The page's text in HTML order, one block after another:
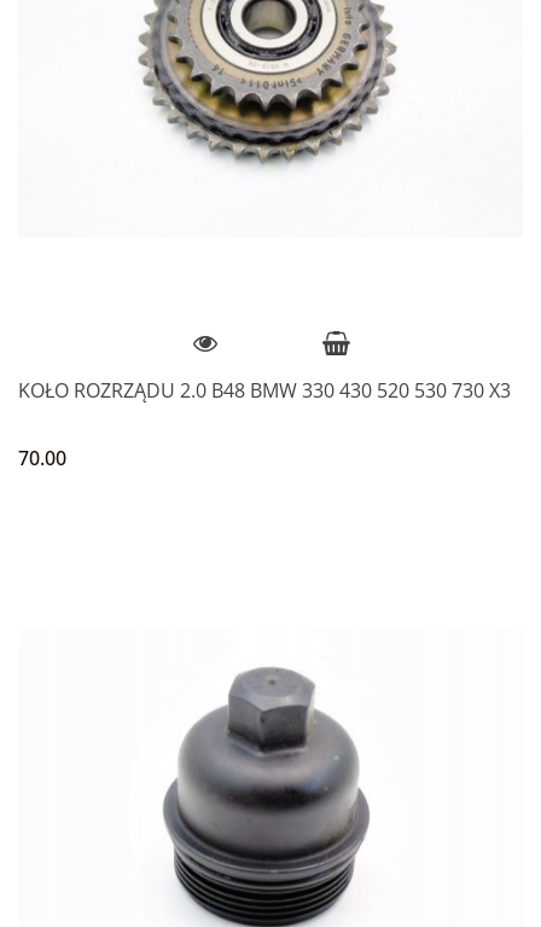
KOŁO ROZRZĄDU 2.0 B48 BMW 330 430 520 530 730 X3
70.00